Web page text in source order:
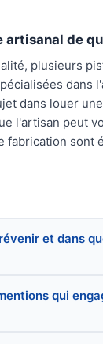
artisanal de
plusieurs
dans
dans louer
l'artisan peut
sont
et dans
qui